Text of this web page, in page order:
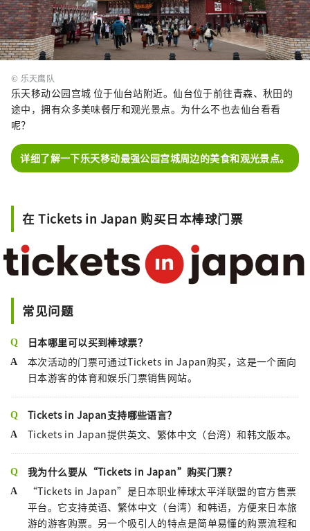
© 乐天鹰队
乐天移动公园宫城 位于仙台站附近。仙台位于前往青森、秋田的
途中，拥有众多美味餐厅和观光景点。为什么不也去仙台看看
呢？
详细了解一下乐天移动最强公园宫城周边的美食和观光景点。
在 Tickets in Japan 购买日本棒球门票
常见问题
日本哪里可以买到棒球票？
本次活动的门票可通过Tickets in Japan购买，这是一个面向
日本游客的体育和娱乐门票销售网站。
Tickets in Japan支持哪些语言？
Tickets in Japan提供英文、繁体中文（台湾）和韩文版本。
我为什么要从“Tickets in Japan”购买门票？
“Tickets in Japan”是日本职业棒球太平洋联盟的官方售票
平台。它支持英语、繁体中文（台湾）和韩语，方便来日本旅
游的游客购票。另一个吸引人的特点是简单易懂的购票流程和